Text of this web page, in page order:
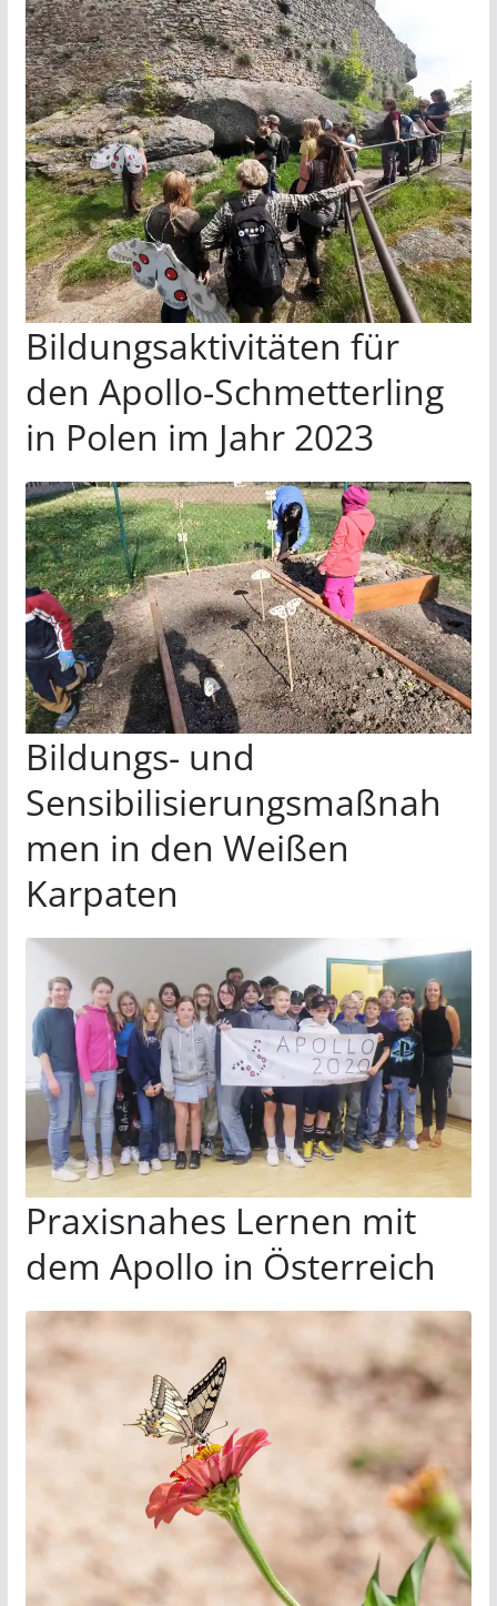
Bildungsaktivitäten für
den Apollo-Schmetterling
in Polen im Jahr 2023
Bildungs- und
Sensibilisierungsmaßnah
men in den Weißen
Karpaten
Praxisnahes Lernen mit
dem Apollo in Österreich